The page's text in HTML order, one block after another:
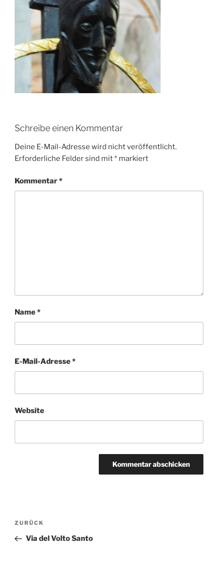
Schreibe einen Kommentar
Deine E-Mail-Adresse wird nicht veröffentlicht.
Erforderliche Felder sind mit* markiert
Kommentar*
Name*
E-Mail-Adresse*
Website
Beitragsnavigation
Vorheriger
Beitrag
ZURÜCK
Via del Volto Santo